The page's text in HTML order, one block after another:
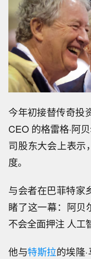
今年初接替传奇投
CEO 的格雷格·阿
司股东大会上表示
度。
与会者在巴菲特家
睹了这一幕：阿贝
不会全面押注 人工
他与特斯拉的埃隆